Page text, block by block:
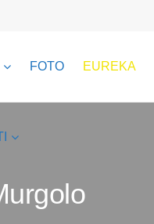
FOTO EUREKA